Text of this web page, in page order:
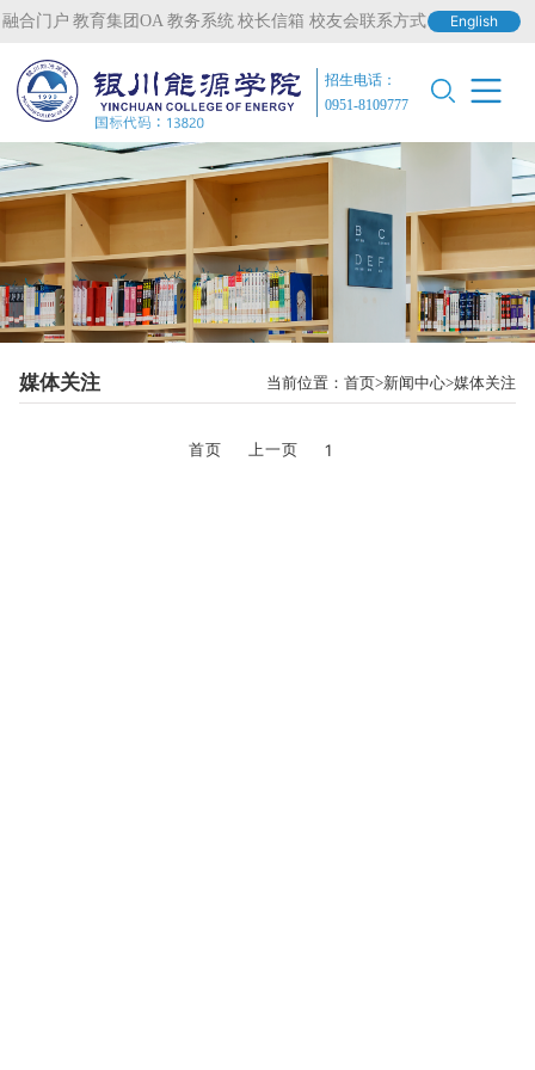
融合门户 教育集团OA 教务系统 校长信箱 校友会联系方式 English
招生电话：
0951-8109777
媒体关注 当前位置：首页 新闻中心 媒体关注
首页 上一页 1